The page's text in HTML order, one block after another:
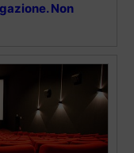
Non